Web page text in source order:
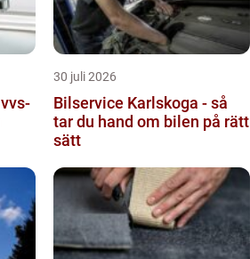
30 juli 2026
Bilservice Karlskoga - så
tar du hand om bilen på rätt
sätt